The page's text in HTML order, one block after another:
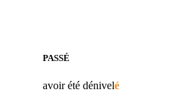
PASSÉ
avoir été dénivelé